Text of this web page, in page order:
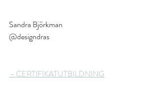
Sandra Björkman
@designdras
- CERTIFIKATUTBILDNING